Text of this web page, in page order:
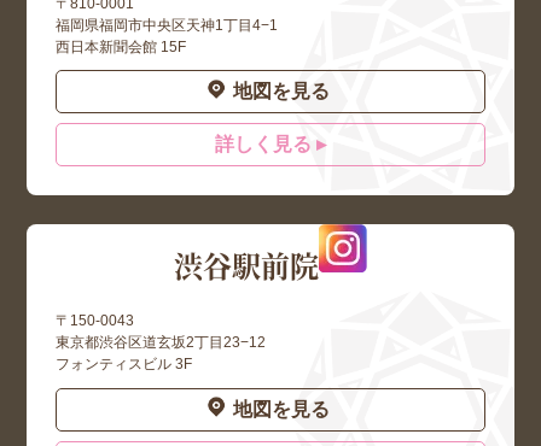
福岡県福岡市中央区天神1丁目4−1
西日本新聞会館 15F
地図を見る
詳しく見る ▸
渋谷駅前院
〒150-0043
東京都渋谷区道玄坂2丁目23−12
フォンティスビル 3F
地図を見る